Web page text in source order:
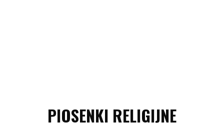
PIOSENKI RELIGIJNE